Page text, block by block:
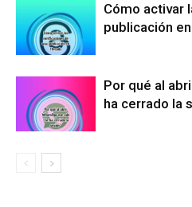
Cómo activar
publicación
Por qué al
ha cerrado la